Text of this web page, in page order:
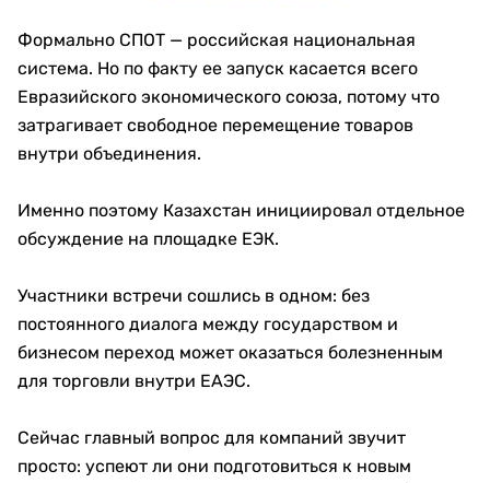
Формально СПОТ — российская национальная
система. Но по факту ее запуск касается всего
Евразийского экономического союза, потому что
затрагивает свободное перемещение товаров
внутри объединения.
Именно поэтому Казахстан инициировал отдельное
обсуждение на площадке ЕЭК.
Участники встречи сошлись в одном: без
постоянного диалога между государством и
бизнесом переход может оказаться болезненным
для торговли внутри ЕАЭС.
Сейчас главный вопрос для компаний звучит
просто: успеют ли они подготовиться к новым